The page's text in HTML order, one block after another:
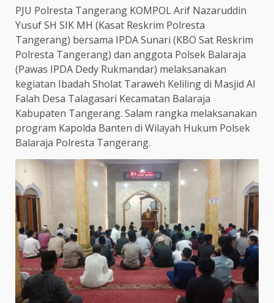
PJU Polresta Tangerang KOMPOL Arif Nazaruddin
Yusuf SH SIK MH (Kasat Reskrim Polresta
Tangerang) bersama IPDA Sunari (KBO Sat Reskrim
Polresta Tangerang) dan anggota Polsek Balaraja
(Pawas IPDA Dedy Rukmandar) melaksanakan
kegiatan Ibadah Sholat Taraweh Keliling di Masjid Al
Falah Desa Talagasari Kecamatan Balaraja
Kabupaten Tangerang. Salam rangka melaksanakan
program Kapolda Banten di Wilayah Hukum Polsek
Balaraja Polresta Tangerang.